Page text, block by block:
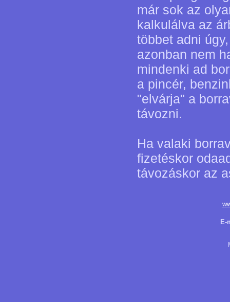
már sok az
kalkulálva az
többet adni
azonban nem
mindenki ad
a pincér,
"elvárja" a
távozni.
Ha valaki
fizetéskor
távozáskor az